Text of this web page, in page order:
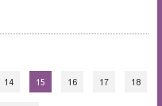
14 15 16 17 18